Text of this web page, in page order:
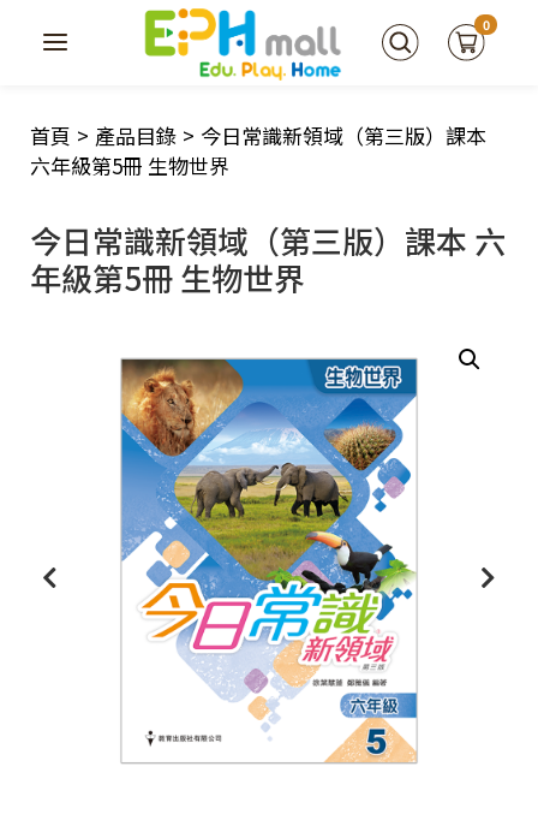
0
首頁 > 產品目錄 > 今日常識新領域（第三版）課本
六年級第5冊 生物世界
今日常識新領域（第三版）課本 六
年級第5冊 生物世界